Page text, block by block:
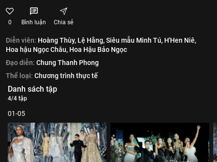
0 Bình luận Chia sẻ
Diễn viên: Hoàng Thùy, Lệ Hằng,Siêu mẫu Minh Tú, H'Hen Niê,
Hoa hậu Ngọc Châu, Hoa Hậu Bảo Ngọc
Đạo diễn: Chung Thanh Phong
Thể loại: Chương trình thực tế
Danh sách tập
4/4 tập
01-05